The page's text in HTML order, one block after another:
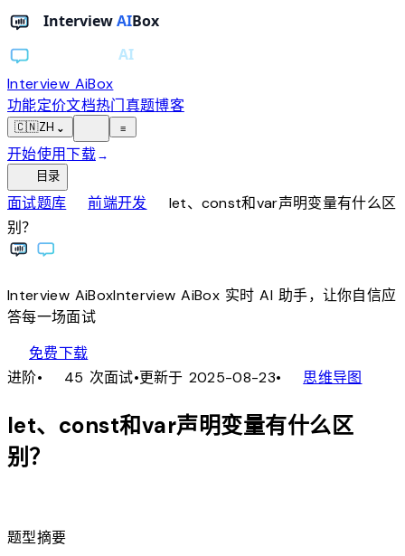
Interview AiBox
功能定价文档热门真题博客
🇨🇳ZH ⌄ ≡
开始使用下载→
目录
面试题库chevron_right前端开发chevron_right
let、const和var声明变量有什么区
别？
Interview AiBoxInterviewAiBox实时 AI 助手，让你自信应
答每一场面试
免费下载
进阶• 45 次面试•更新于 2025-08-23• account_tree思维导图
let、const和var声明变量有什么区
别？
题型摘要